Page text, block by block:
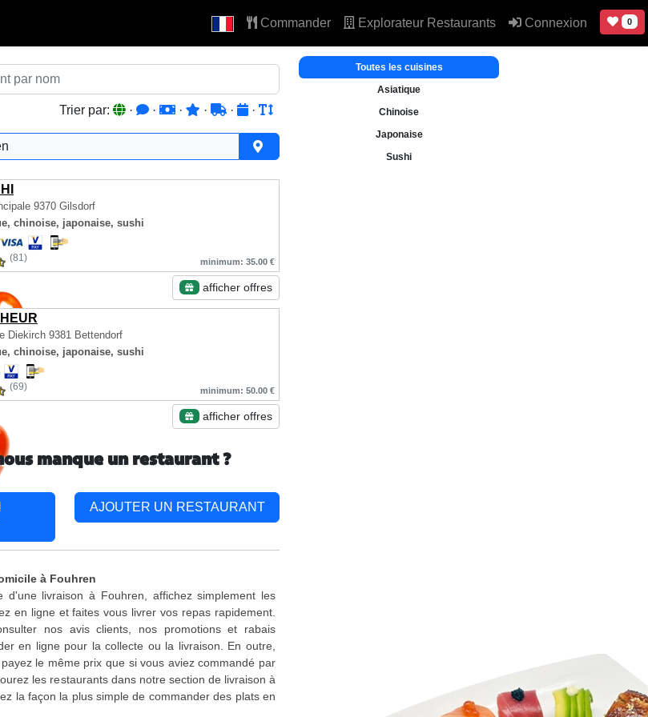
Commander Explorateur Restaurants Connexion 0
Trier par: · · · · · ·
9370 Gilsdorf
chinoise, japonaise, sushi
(81) minimum: 35.00 €
afficher offres
Diekirch 9381 Bettendorf
chinoise, japonaise, sushi
(69) minimum: 50.00 €
afficher offres
Toutes les cuisines
Asiatique
Chinoise
Japonaise
Sushi
manque un restaurant ?
AJOUTER UN RESTAURANT
à Fouhren
livraison à Fouhren, affichez simplement les
en ligne et faites vous livrer vos repas rapidement.
nos avis clients, nos promotions et rabais
en ligne pour la collecte ou la livraison. En outre,
le même prix que si vous aviez commandé par
les restaurants dans notre section de livraison à
la façon la plus simple de commander des plats en